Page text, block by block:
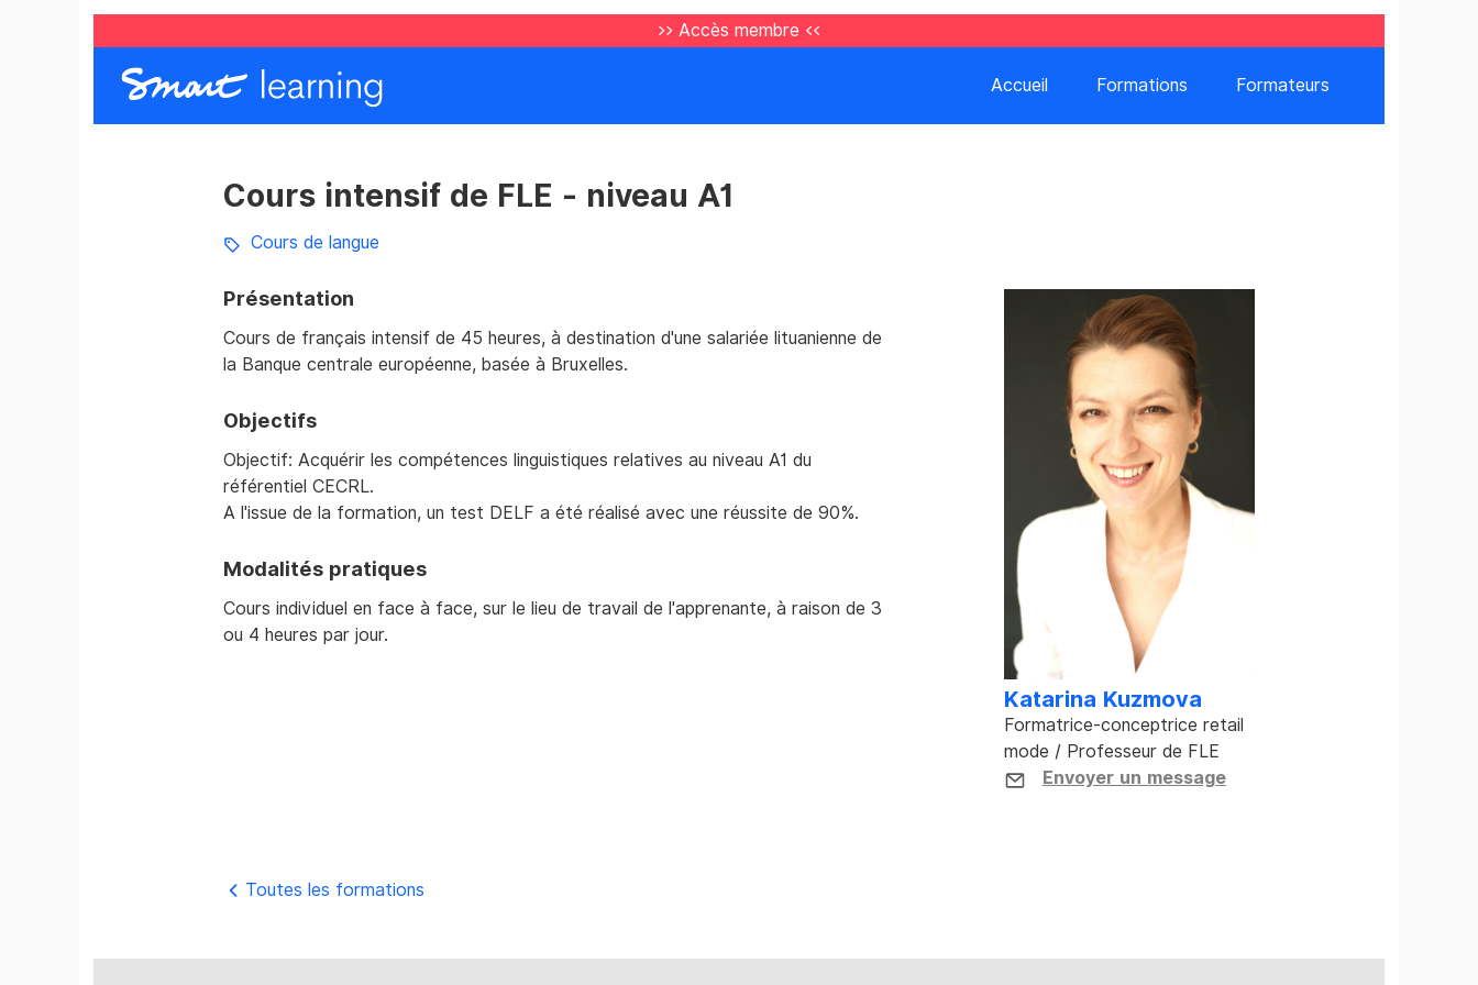
>> Accès membre <<
Accueil Formations Formateurs
Cours intensif de FLE - niveau A1
Cours de langue
Présentation
Cours de français intensif de 45 heures, à destination d'une salariée lituanienne de
la Banque centrale européenne, basée à Bruxelles.
Objectifs
Objectif: Acquérir les compétences linguistiques relatives au niveau A1 du
référentiel CECRL.
A l'issue de la formation, un test DELF a été réalisé avec une réussite de 90%.
Modalités pratiques
Cours individuel en face à face, sur le lieu de travail de l'apprenante, à raison de 3
ou 4 heures par jour.
Katarina Kuzmova
Formatrice-conceptrice retail
mode / Professeur de FLE
Envoyer un message
Toutes les formations